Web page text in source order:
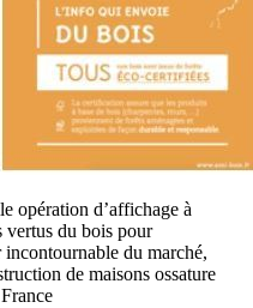
opération d’affichage à
vertus du bois pour
du marché,
de maisons ossature